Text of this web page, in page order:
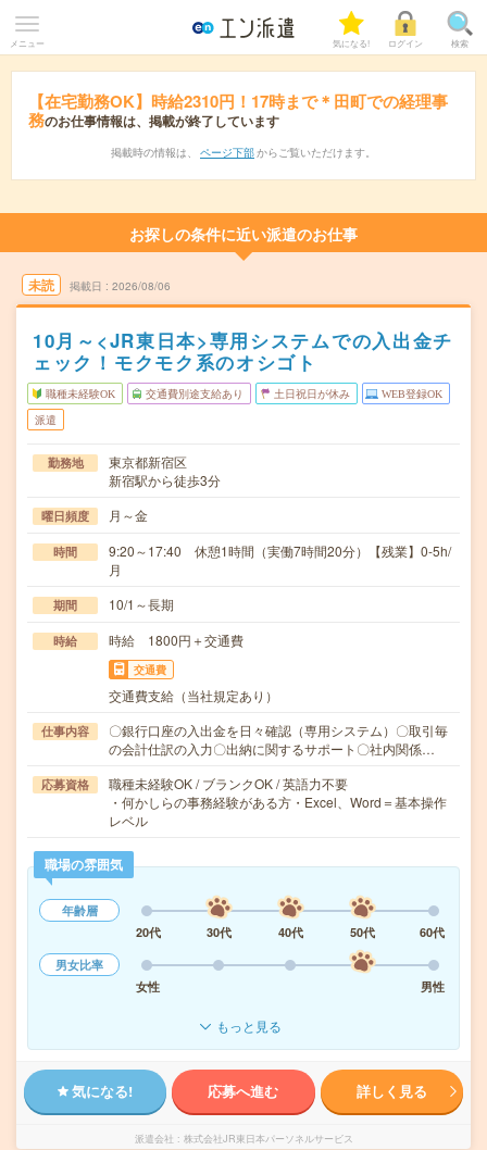
メニュー 気になる! ログイン 検索
【在宅勤務OK】時給2310円！17時まで＊田町での経理事
務のお仕事情報は、掲載が終了しています
掲載時の情報は、 ページ下部 からご覧いただけます。
お探しの条件に近い派遣のお仕事
未読 掲載日 2026/08/06
10月～<JR東日本>専用システムでの入出金チ
ェック！モクモク系のオシゴト
職種未経験OK 交通費別途支給あり 土日祝日が休み WEB登録OK
派遣
勤務地
東京都新宿区
新宿駅から徒歩3分
曜日頻度 月～金
時間
9:20～17:40 休憩1時間（実働7時間20分）【残業】0-5h/
月
期間 10/1～長期
時給 時給 1800円＋交通費
交通費
交通費支給（当社規定あり）
仕事内容
〇銀行口座の入出金を日々確認（専用システム）〇取引毎
の会計仕訳の入力〇出納に関するサポート〇社内関係…
応募資格
職種未経験OK / ブランクOK / 英語力不要
・何かしらの事務経験がある方・Excel、Word＝基本操作
レベル
職場の雰囲気
年齢層
20代
30代 40代 50代
60代
男女比率
女性
男性
もっと見る
気になる! 応募へ進む 詳しく見る
派遣会社 株式会社JR東日本パーソネルサービス